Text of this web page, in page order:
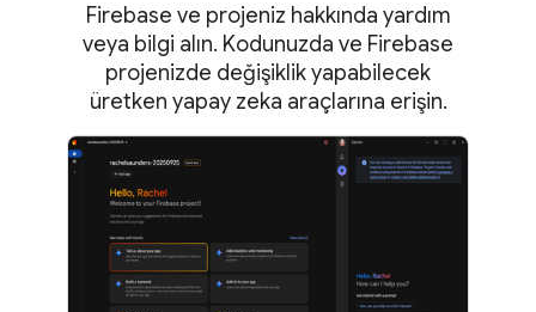
Firebase ve projeniz hakkında yardım
veya bilgi alın. Kodunuzda ve Firebase
projenizde değişiklik yapabilecek
üretken yapay zeka araçlarına erişin.